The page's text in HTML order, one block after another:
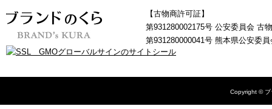
【古物商許可証】
第931280002175号 公安委員会 古
第931280000041号 熊本県公安委
Copyright © ブ